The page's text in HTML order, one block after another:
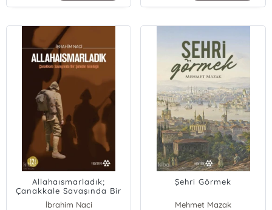
Allahaısmarladık;
Çanakkale Savaşında Bir
Şehidin Günlüğü
İbrahim Naci
Şehri Görmek
Mehmet Mazak